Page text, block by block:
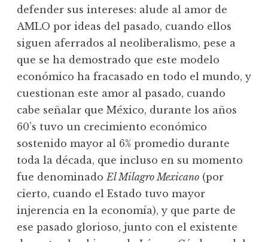
defender sus intereses: alude al amor de
AMLO por ideas del pasado, cuando ellos
siguen aferrados al neoliberalismo, pese a
que se ha demostrado que este modelo
económico ha fracasado en todo el mundo, y
cuestionan este amor al pasado, cuando
cabe señalar que México, durante los años
60’s tuvo un crecimiento económico
sostenido mayor al 6% promedio durante
toda la década, que incluso en su momento
fue denominadoEl Milagro Mexicano (por
cierto, cuando el Estado tuvo mayor
injerencia en la economía), y que parte de
ese pasado glorioso, junto con el existente